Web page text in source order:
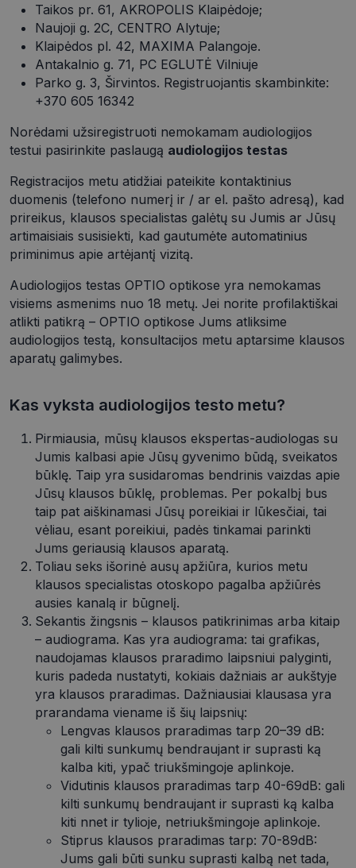
Taikos pr. 61, AKROPOLIS Klaipėdoje;
Naujoji g. 2C, CENTRO Alytuje;
Klaipėdos pl. 42, MAXIMA Palangoje.
Antakalnio g. 71, PC EGLUTĖ Vilniuje
Parko g. 3, Širvintos. Registruojantis skambinkite:
+370 605 16342
Norėdami užsiregistruoti nemokamam audiologijos
testui pasirinkite paslaugą audiologijos testas
Registracijos metu atidžiai pateikite kontaktinius
duomenis (telefono numerį ir / ar el. pašto adresą), kad
prireikus, klausos specialistas galėtų su Jumis ar Jūsų
artimaisiais susisiekti, kad gautumėte automatinius
priminimus apie artėjantį vizitą.
Audiologijos testas OPTIO optikose yra nemokamas
visiems asmenims nuo 18 metų. Jei norite profilaktiškai
atlikti patikrą – OPTIO optikose Jums atliksime
audiologijos testą, konsultacijos metu aptarsime klausos
aparatų galimybes.
Kas vyksta audiologijos testo metu?
Pirmiausia, mūsų klausos ekspertas-audiologas su
Jumis kalbasi apie Jūsų gyvenimo būdą, sveikatos
būklę. Taip yra susidaromas bendrinis vaizdas apie
Jūsų klausos būklę, problemas. Per pokalbį bus
taip pat aiškinamasi Jūsų poreikiai ir lūkesčiai, tai
vėliau, esant poreikiui, padės tinkamai parinkti
Jums geriausią klausos aparatą.
Toliau seks išorinė ausų apžiūra, kurios metu
klausos specialistas otoskopo pagalba apžiūrės
ausies kanalą ir būgnelį.
Sekantis žingsnis – klausos patikrinimas arba kitaip
– audiograma. Kas yra audiograma: tai grafikas,
naudojamas klausos praradimo laipsniui palyginti,
kuris padeda nustatyti, kokiais dažniais ar aukštyje
yra klausos praradimas. Dažniausiai klausasa yra
prarandama viename iš šių laipsnių:
Lengvas klausos praradimas tarp 20–39 dB:
gali kilti sunkumų bendraujant ir suprasti ką
kalba kiti, ypač triukšmingoje aplinkoje.
Vidutinis klausos praradimas tarp 40-69dB: gali
kilti sunkumų bendraujant ir suprasti ką kalba
kiti nnet ir tylioje, netriukšmingoje aplinkoje.
Stiprus klausos praradimas tarp: 70-89dB:
Jums gali būti sunku suprasti kalbą net tada,